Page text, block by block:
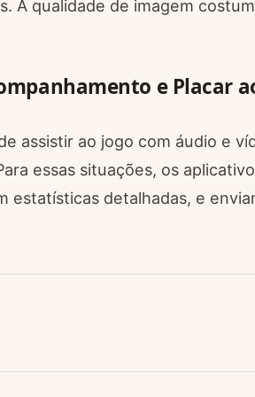
A qualidade de imagem
e Placar
assistir ao jogo com áudio e
essas situações, os
estatísticas detalhadas, e